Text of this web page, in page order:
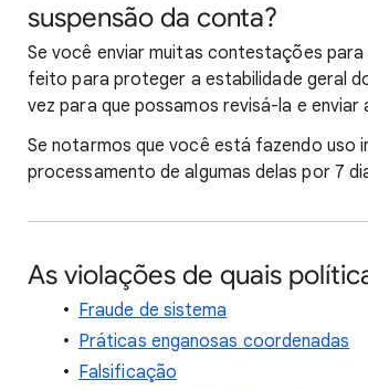
suspensão da conta?
Se você enviar muitas contestações
feito para proteger a estabilidade geral
vez para que possamos revisá-la e
Se notarmos que você está fazendo uso
processamento de algumas delas por 7
As violações de quais
Fraude de sistema
Práticas enganosas coordenadas
Falsificação